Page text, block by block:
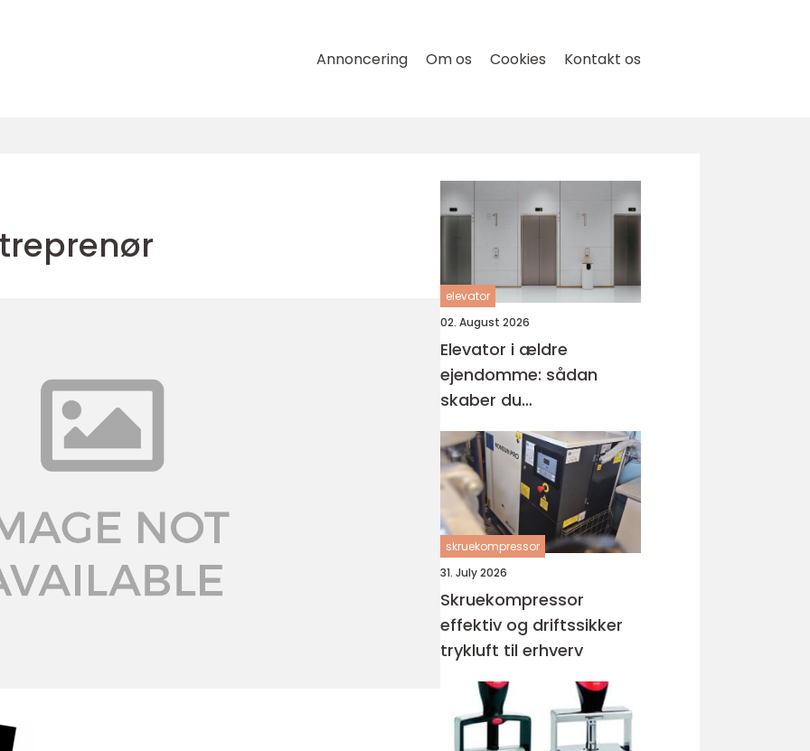
Annoncering Om os Cookies Kontakt os
elevator
02. August 2026
Elevator i ældre
ejendomme: sådan
skaber du
tilgængelighed uden at
ofre æstetikken
skruekompressor
31. July 2026
Skruekompressor
effektiv og driftssikker
trykluft til erhverv